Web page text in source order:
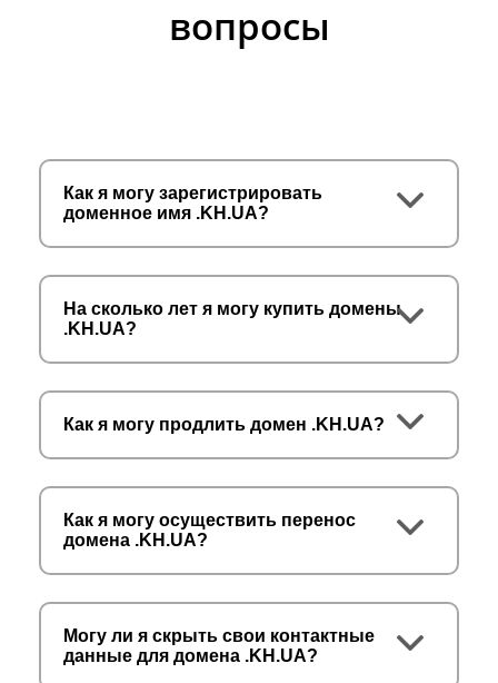
вопросы
Как я могу зарегистрировать
доменное имя .KH.UA?
На сколько лет я могу купить домены
.KH.UA?
Как я могу продлить домен .KH.UA?
Как я могу осуществить перенос
домена .KH.UA?
Могу ли я скрыть свои контактные
данные для домена .KH.UA?